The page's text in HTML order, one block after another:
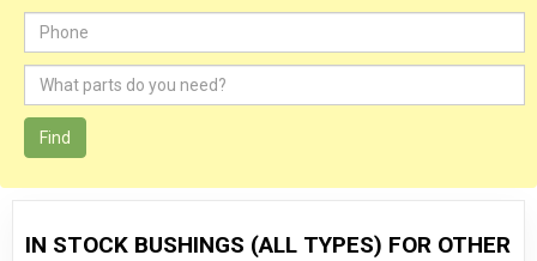
Find
IN STOCK BUSHINGS (ALL TYPES) FOR OTHER